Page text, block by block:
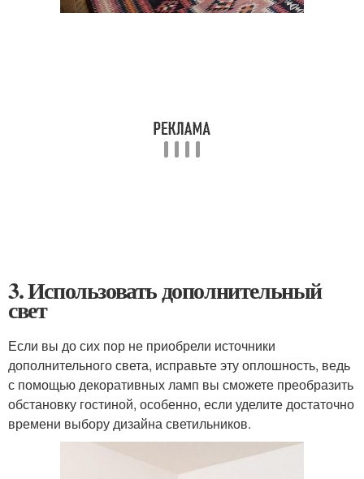
3. Использовать дополнительный
свет
Если вы до сих пор не приобрели источники
дополнительного света, исправьте эту оплошность, ведь
с помощью декоративных ламп вы сможете преобразить
обстановку гостиной, особенно, если уделите достаточно
времени выбору дизайна светильников.